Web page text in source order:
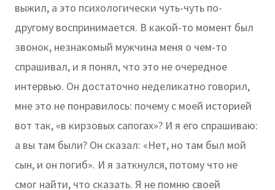
выжил, а это психологически чуть-чуть по-
другому воспринимается. В какой-то момент был
звонок, незнакомый мужчина меня о чем-то
спрашивал, и я понял, что это не очередное
интервью. Он достаточно неделикатно говорил,
мне это не понравилось: почему с моей историей
вот так, «в кирзовых сапогах»? И я его спрашиваю:
а вы там были? Он сказал: «Нет, но там был мой
сын, и он погиб». И я заткнулся, потому что не
смог найти, что сказать. Я не помню своей